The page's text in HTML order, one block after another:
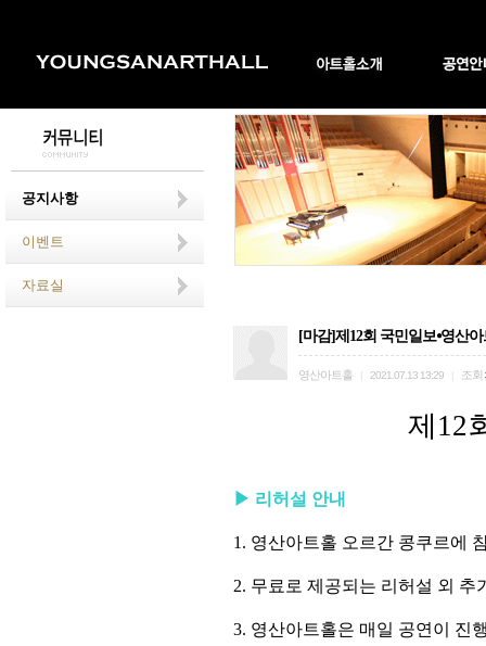
공지사항
이벤트
자료실
[마감]제12회 국민일보⦁영산
영산아트홀 2021.07.13 13:29 조회
제 12
▶ 리허설 안내
1. 영산아트홀 오르간 콩쿠르에
2. 무료로 제공되는 리허설 외 추
3. 영산아트홀은 매일 공연이 진